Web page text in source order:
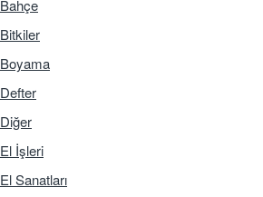
Bahçe
Bitkiler
Boyama
Defter
Diğer
El İşleri
El Sanatları